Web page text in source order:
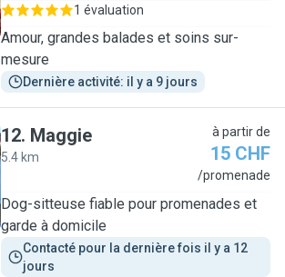
1 évaluation
Amour, grandes balades et soins sur-
mesure
Dernière activité: il y a 9 jours
12. Maggie
5.4 km
à partir de
15 CHF
/promenade
Dog-sitteuse fiable pour promenades et
garde à domicile
Contacté pour la dernière fois il y a 12
jours